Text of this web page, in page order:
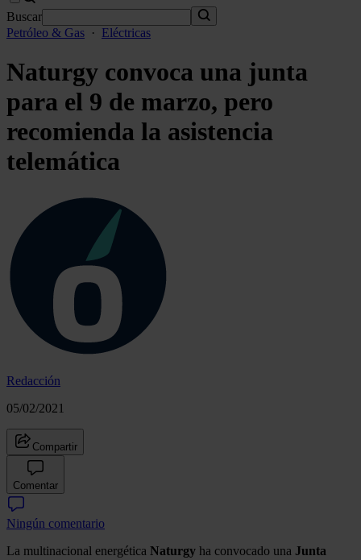
Buscar
Petróleo & Gas · Eléctricas
Naturgy convoca una junta
para el 9 de marzo, pero
recomienda la asistencia
telemática
Redacción
05/02/2021
Compartir
Comentar
Ningún comentario
La multinacional energética Naturgy ha convocado una Junta